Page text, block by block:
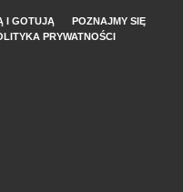
I GOTUJĄ
POZNAJMY SIĘ
PRYWATNOŚCI